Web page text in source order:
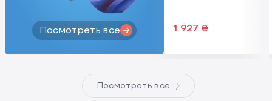
Посмотреть все 1 927 ₴
Посмотреть все